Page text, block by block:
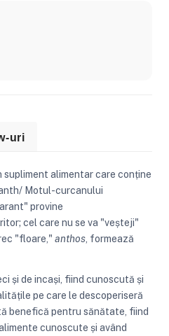
uri
supliment alimentar care conține
Motul-curcanului
provine
cel care nu se va "veșteji"
"floare," anthos, formează
și de incași, fiind cunoscută și
pe care le descoperiseră
benefică pentru sănătate, fiind
cunoscute și având